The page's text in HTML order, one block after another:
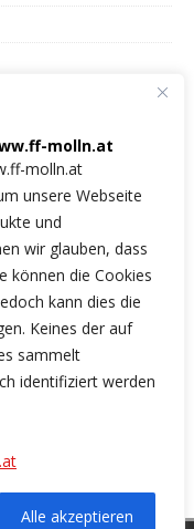
molln.at
molln.at
unsere Webseite
und
wir glauben, dass
können die Cookies
kann dies die
Keines der auf
sammelt
identifiziert werden
Alle akzeptieren